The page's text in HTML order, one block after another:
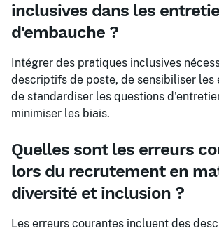
inclusives dans les
d'embauche ?
Intégrer des pratiques inclusives
descriptifs de poste, de sensibiliser les
de standardiser les questions
minimiser les biais.
Quelles sont les erreurs
lors du recrutement en
diversité et inclusion ?
Les erreurs courantes incluent des